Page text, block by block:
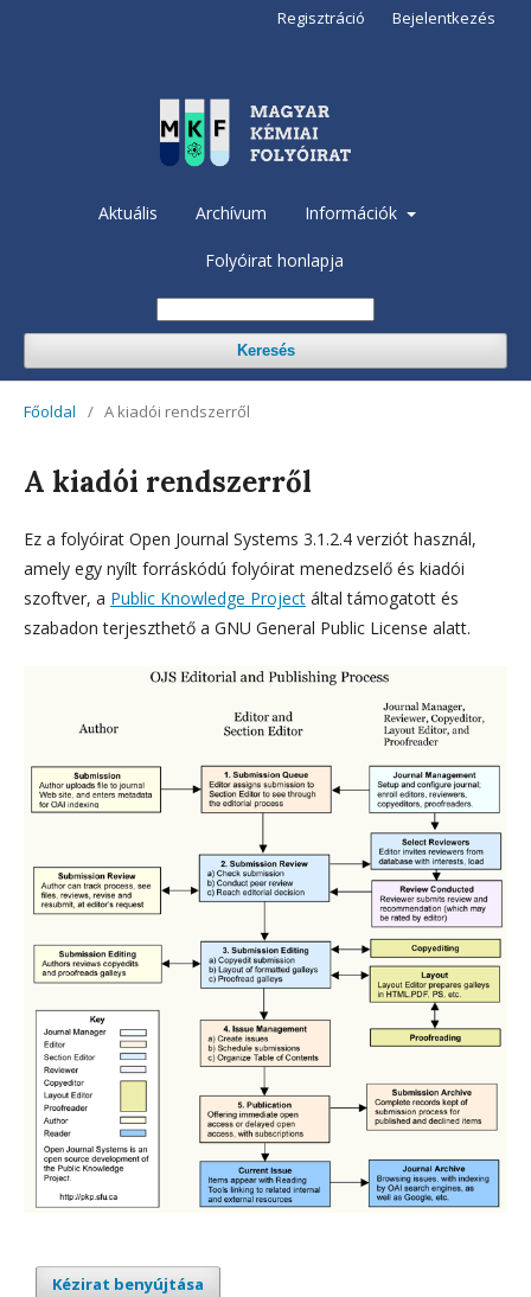
Aktuális Archívum Információk
Folyóirat honlapja
Keresés
Regisztráció Bejelentkezés
Főoldal / A kiadói rendszerről
A kiadói rendszerről
Ez a folyóirat Open Journal Systems 3.1.2.4 verziót használ,
amely egy nyílt forráskódú folyóirat menedzselő és kiadói
szoftver, a Public Knowledge Project által támogatott és
szabadon terjeszthető a GNU General Public License alatt.
Kézirat benyújtása